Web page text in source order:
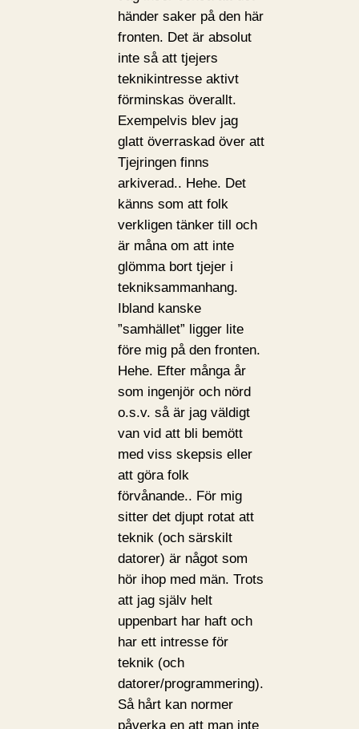
händer saker på den här
fronten. Det är absolut
inte så att tjejers
teknikintresse aktivt
förminskas överallt.
Exempelvis blev jag
glatt överraskad över att
Tjejringen finns
arkiverad.. Hehe. Det
känns som att folk
verkligen tänker till och
är måna om att inte
glömma bort tjejer i
tekniksammanhang.
Ibland kanske
”samhället” ligger lite
före mig på den fronten.
Hehe. Efter många år
som ingenjör och nörd
o.s.v. så är jag väldigt
van vid att bli bemött
med viss skepsis eller
att göra folk
förvånande.. För mig
sitter det djupt rotat att
teknik (och särskilt
datorer) är något som
hör ihop med män. Trots
att jag själv helt
uppenbart har haft och
har ett intresse för
teknik (och
datorer/programmering).
Så hårt kan normer
påverka en att man inte